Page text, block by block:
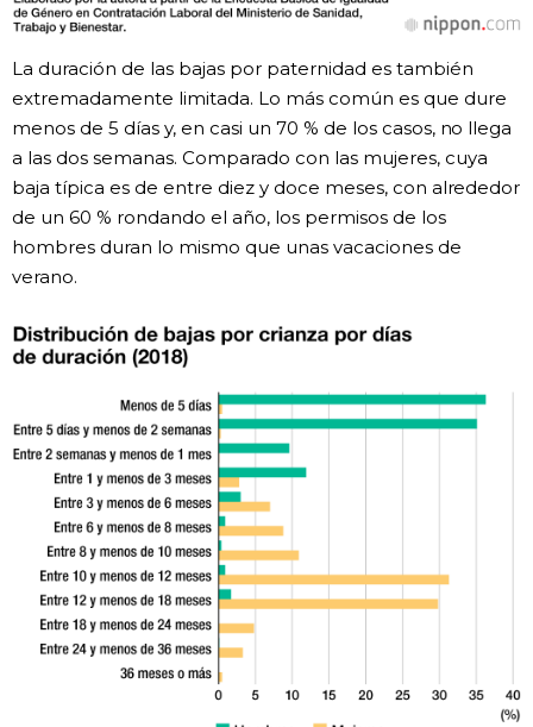
La duración de las bajas por paternidad es también
extremadamente limitada. Lo más común es que dure
menos de 5 días y, en casi un 70 % de los casos, no llega
a las dos semanas. Comparado con las mujeres, cuya
baja típica es de entre diez y doce meses, con alrededor
de un 60 % rondando el año, los permisos de los
hombres duran lo mismo que unas vacaciones de
verano.